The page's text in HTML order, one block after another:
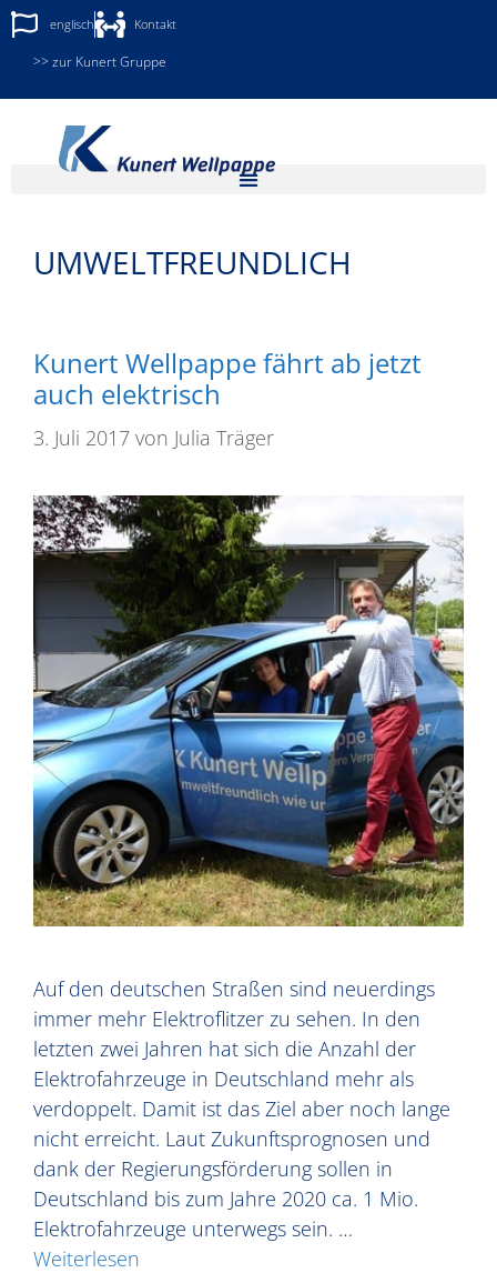
englisch Kontakt
>> zur Kunert Gruppe
UMWELTFREUNDLICH
Kunert Wellpappe fährt ab jetzt
auch elektrisch
3. Juli 2017 von Julia Träger
Auf den deutschen Straßen sind neuerdings
immer mehr Elektroflitzer zu sehen. In den
letzten zwei Jahren hat sich die Anzahl der
Elektrofahrzeuge in Deutschland mehr als
verdoppelt. Damit ist das Ziel aber noch lange
nicht erreicht. Laut Zukunftsprognosen und
dank der Regierungsförderung sollen in
Deutschland bis zum Jahre 2020 ca. 1 Mio.
Elektrofahrzeuge unterwegs sein. …
Weiterlesen